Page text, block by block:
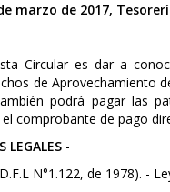
marzo de 2017,
Circular es dar a
de Aprovechamiento
podrá pagar las
comprobante de pago
LEGALES -
N°1.122, de 1978). -